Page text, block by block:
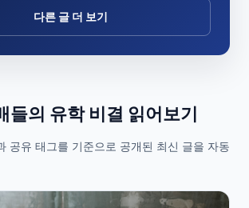
다른 글 더 보기
의 유학 비결 읽어보기
공유 태그를 기준으로 공개된 최신 글을 자동